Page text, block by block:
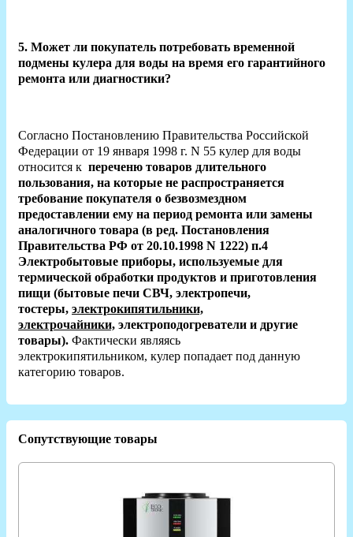
5. Может ли покупатель потребовать временной
подмены кулера для воды на время его гарантийного
ремонта или диагностики?
Согласно Постановлению Правительства Российской
Федерации от 19 января 1998 г. N 55 кулер для воды
относится к переченю товаров длительного
пользования, на которые не распространяется
требование покупателя о безвозмездном
предоставлении ему на период ремонта или замены
аналогичного товара (в ред. Постановления
Правительства РФ от 20.10.1998 N 1222) п.4
Электробытовые приборы, используемые для
термической обработки продуктов и приготовления
пищи (бытовые печи СВЧ, электропечи,
тостеры, электрокипятильники,
электрочайники, электроподогреватели и другие
товары). Фактически являясь
электрокипятильником, кулер попадает под данную
категорию товаров.
Сопутствующие товары